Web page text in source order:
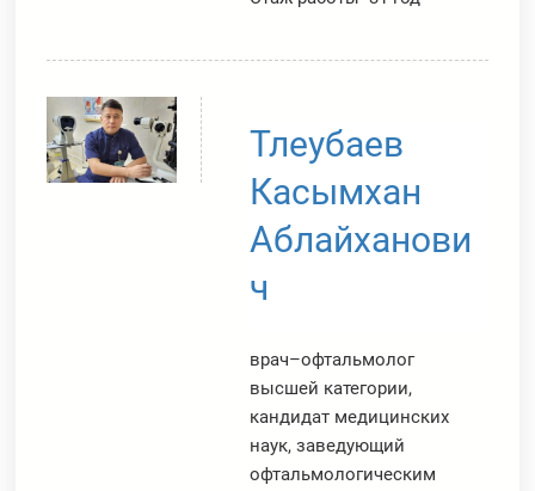
Тлеубаев
Касымхан
Аблайханови
ч
врач–офтальмолог
высшей категории,
кандидат медицинских
наук, заведующий
офтальмологическим